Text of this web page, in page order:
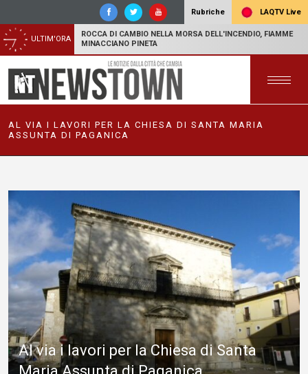
Rubriche LAQTV Live
ULTIM'ORA
ROCCA DI CAMBIO NELLA MORSA DELL'INCENDIO, FIAMME
MINACCIANO PINETA
AL VIA I LAVORI PER LA CHIESA DI SANTA MARIA
ASSUNTA DI PAGANICA
Al via i lavori per la Chiesa di Santa